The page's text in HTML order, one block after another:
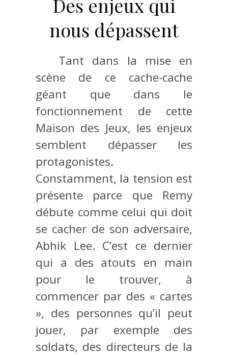
Des enjeux qui
nous dépassent
Tant dans la mise en
scène de ce cache-cache
géant que dans le
fonctionnement de cette
Maison des Jeux, les enjeux
semblent dépasser les
protagonistes.
Constamment, la tension est
présente parce que Remy
débute comme celui qui doit
se cacher de son adversaire,
Abhik Lee. C’est ce dernier
qui a des atouts en main
pour le trouver, à
commencer par des « cartes
», des personnes qu’il peut
jouer, par exemple des
soldats, des directeurs de la